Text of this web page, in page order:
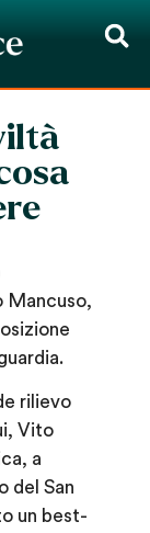
Mancuso,
rilievo
Vito
, a
del San
un best-